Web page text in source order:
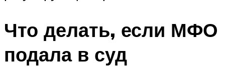
Что делать, если МФО
подала в суд